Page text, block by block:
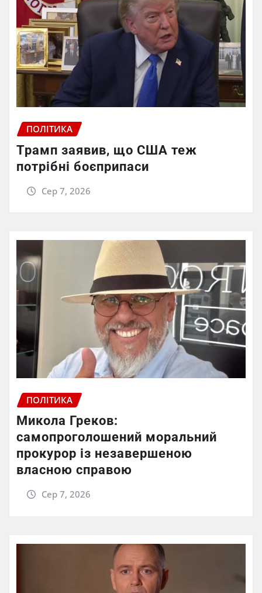
ПОЛІТИКА
Трамп заявив, що США теж
потрібні боєприпаси
Сер 7, 2026
ПОЛІТИКА
Микола Греков:
самопроголошений моральний
прокурор із незавершеною
власною справою
Сер 7, 2026